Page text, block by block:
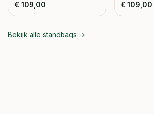
€ 109,00
€ 109,00
Bekijk alle standbags →